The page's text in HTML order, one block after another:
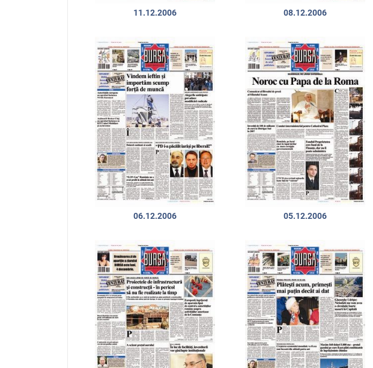
11.12.2006 08.12.2006
06.12.2006 05.12.2006